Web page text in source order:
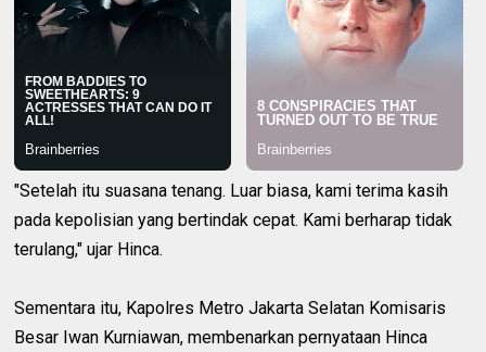
"Setelah itu suasana tenang. Luar biasa, kami terima kasih
pada kepolisian yang bertindak cepat. Kami berharap tidak
terulang," ujar Hinca.
Sementara itu, Kapolres Metro Jakarta Selatan Komisaris
Besar Iwan Kurniawan, membenarkan pernyataan Hinca